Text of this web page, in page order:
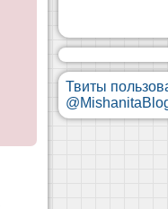
Твиты